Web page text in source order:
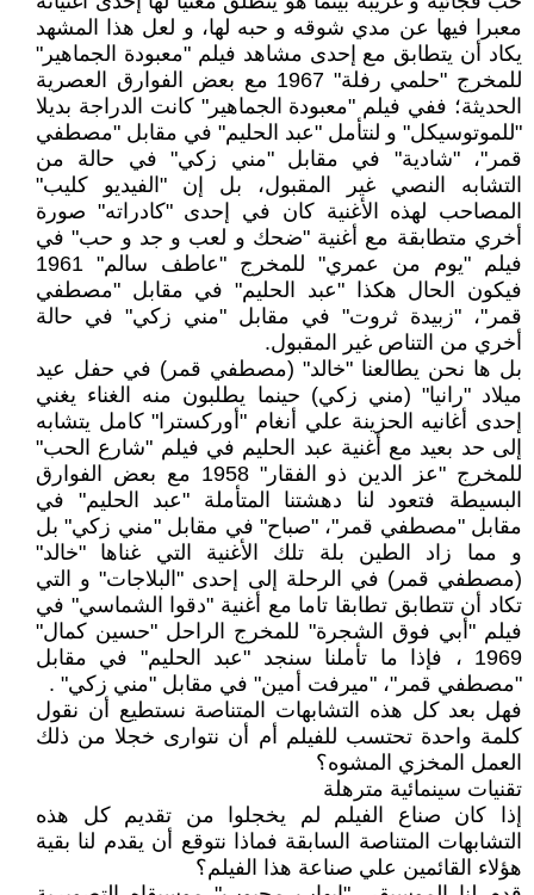
معبرا فيها عن مدي شوقه و حبه لها، و لعل هذا المشهد
يكاد أن يتطابق مع إحدى مشاهد فيلم "معبودة الجماهير"
للمخرج "حلمي رفلة" 1967 مع بعض الفوارق العصرية
الحديثة؛ ففي فيلم "معبودة الجماهير" كانت الدراجة بديلا
"للموتوسيكل" و لنتأمل "عبد الحليم" في مقابل "مصطفي
قمر"، "شادية" في مقابل "مني زكي" في حالة من
التشابه النصي غير المقبول، بل إن "الفيديو كليب"
المصاحب لهذه الأغنية كان في إحدى "كادراته" صورة
أخري متطابقة مع أغنية "ضحك و لعب و جد و حب" في
فيلم "يوم من عمري" للمخرج "عاطف سالم" 1961
فيكون الحال هكذا "عبد الحليم" في مقابل "مصطفي
قمر"، "زبيدة ثروت" في مقابل "مني زكي" في حالة
أخري من التناص غير المقبول.
بل ها نحن يطالعنا "خالد" (مصطفي قمر) في حفل عيد
ميلاد "رانيا" (مني زكي) حينما يطلبون منه الغناء يغني
إحدى أغانيه الحزينة علي أنغام "أوركسترا" كامل يتشابه
إلى حد بعيد مع أغنية عبد الحليم في فيلم "شارع الحب"
للمخرج "عز الدين ذو الفقار" 1958 مع بعض الفوارق
البسيطة فتعود لنا دهشتنا المتأملة "عبد الحليم" في
مقابل "مصطفي قمر"، "صباح" في مقابل "مني زكي" بل
و مما زاد الطين بلة تلك الأغنية التي غناها "خالد"
(مصطفي قمر) في الرحلة إلى إحدى "البلاجات" و التي
تكاد أن تتطابق تطابقا تاما مع أغنية "دقوا الشماسي" في
فيلم "أبي فوق الشجرة" للمخرج الراحل "حسين كمال"
1969 ، فإذا ما تأملنا سنجد "عبد الحليم" في مقابل
"مصطفي قمر"، "ميرفت أمين" في مقابل "مني زكي" .
فهل بعد كل هذه التشابهات المتناصة نستطيع أن نقول
كلمة واحدة تحتسب للفيلم أم أن نتوارى خجلا من ذلك
العمل المخزي المشوه؟
تقنيات سينمائية مترهلة
إذا كان صناع الفيلم لم يخجلوا من تقديم كل هذه
التشابهات المتناصة السابقة فماذا نتوقع أن يقدم لنا بقية
هؤلاء القائمين علي صناعة هذا الفيلم؟